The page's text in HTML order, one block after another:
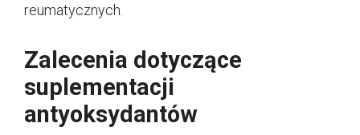
reumatycznych.
Zalecenia dotyczące
suplementacji
antyoksydantów